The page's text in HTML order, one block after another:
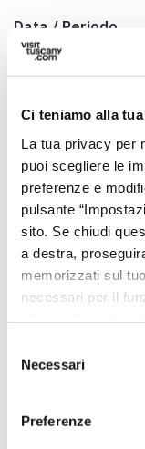
Ci teniamo alla
La tua privacy per
puoi scegliere le
preferenze e
pulsante
sito. Se chiudi
a destra,
memorizzati sul
necessari per il
delNecessari
Preferenze
Data / Periodo
5 e 6 dicembre
Via Borgo, 85,
Comune
Villafranca in
Coordinate GPS
Referente
Don Giovanni
Telefono
arrow_back